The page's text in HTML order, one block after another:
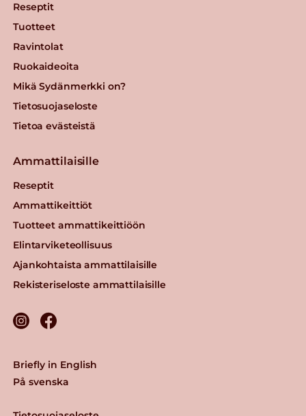
Reseptit
Tuotteet
Ravintolat
Ruokaideoita
Mikä Sydänmerkki on?
Tietosuojaseloste
Tietoa evästeistä
Ammattilaisille
Reseptit
Ammattikeittiöt
Tuotteet ammattikeittiöön
Elintarviketeollisuus
Ajankohtaista ammattilaisille
Rekisteriseloste ammattilaisille
Briefly in English
På svenska